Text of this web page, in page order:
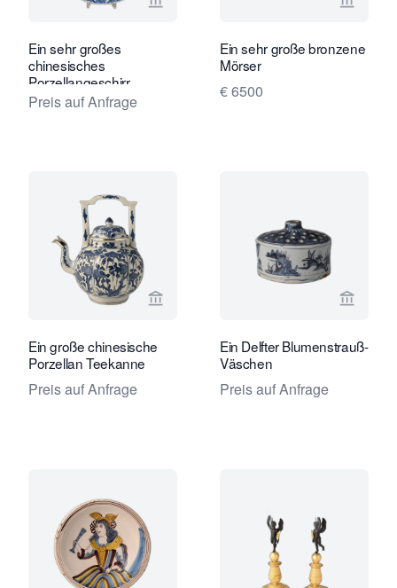
Verkaeuferseite von Limburg
Ein sehr großes
chinesisches
Porzellangeschirr,
Durchmesser 55 cm.
Preis auf Anfrage
Ein sehr große bronzene
Mörser
€ 6500
Verkaeuferseite von Limburg
Ein große chinesische
Porzellan Teekanne
Preis auf Anfrage
Ein Delfter Blumenstrauß-
Väschen
Preis auf Anfrage